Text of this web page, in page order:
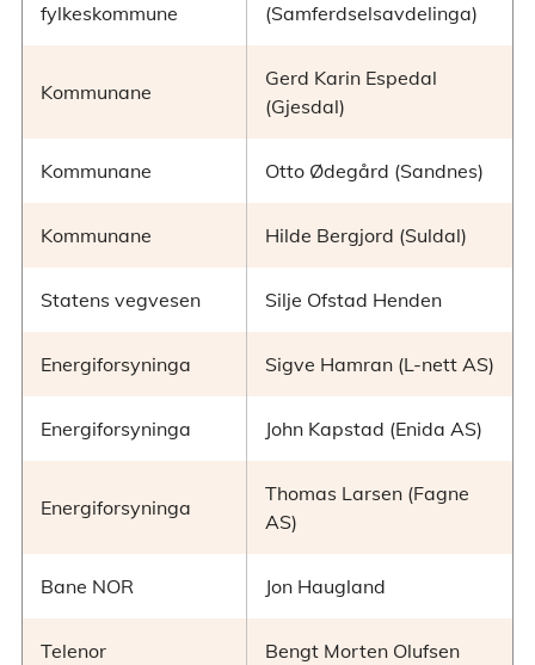
fylkeskommune
(Samferdselsavdelinga)
Kommunane
Gerd Karin Espedal
(Gjesdal)
Kommunane Otto Ødegård (Sandnes)
Kommunane Hilde Bergjord (Suldal)
Statens vegvesen Silje Ofstad Henden
Energiforsyninga Sigve Hamran (L-nett AS)
Energiforsyninga John Kapstad (Enida AS)
Energiforsyninga
Thomas Larsen (Fagne
AS)
Bane NOR Jon Haugland
Telenor Bengt Morten Olufsen